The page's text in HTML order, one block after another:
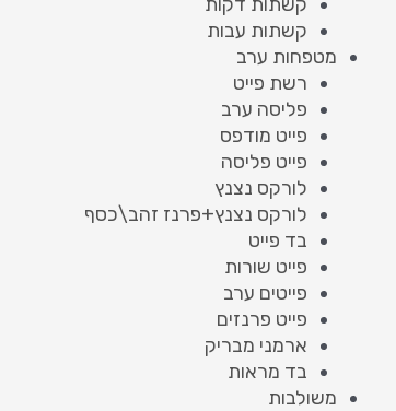
קשתות עבות
מטפחות ערב
רשת פייט
פליסה ערב
פייט מודפס
פייט פליסה
לורקס נצנץ
לורקס נצנץ+פרנז זהב\כסף
בד פייט
פייט שורות
פייטים ערב
פייט פרנזים
ארמני מבריק
בד מראות
משולבות